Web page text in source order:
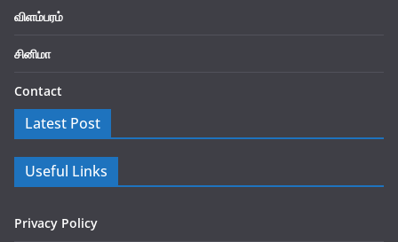
விளம்பரம்
சினிமா
Contact
Latest Post
Useful Links
Privacy Policy